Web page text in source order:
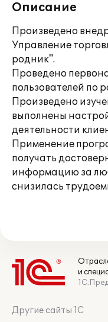
Описание
Произведено
Управление
родник".
Проведено
пользователей по
Произведено
выполнены
деятельности
Применение
получать
информацию за
снизилась
и
Другие сайты 1С